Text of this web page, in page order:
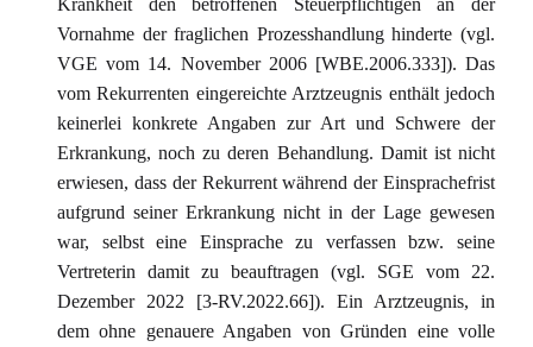
Krankheit den betroffenen Steuerpflichtigen an der
Vornahme der fraglichen Prozesshandlung hinderte (vgl.
VGE vom 14. November 2006 [WBE.2006.333]). Das
vom Rekurrenten eingereichte Arztzeugnis enthält jedoch
keinerlei konkrete Angaben zur Art und Schwere der
Erkrankung, noch zu deren Behandlung. Damit ist nicht
erwiesen, dass der Rekurrent während der Einsprachefrist
aufgrund seiner Erkrankung nicht in der Lage gewesen
war, selbst eine Einsprache zu verfassen bzw. seine
Vertreterin damit zu beauftragen (vgl. SGE vom 22.
Dezember 2022 [3-RV.2022.66]). Ein Arztzeugnis, in
dem ohne genauere Angaben von Gründen eine volle